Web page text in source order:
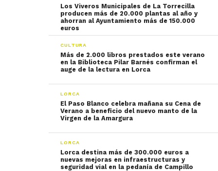
Los Viveros Municipales de La Torrecilla
producen más de 20.000 plantas al año y
ahorran al Ayuntamiento más de 150.000
euros
CULTURA
Más de 2.000 libros prestados este verano
en la Biblioteca Pilar Barnés confirman el
auge de la lectura en Lorca
LORCA
El Paso Blanco celebra mañana su Cena de
Verano a beneficio del nuevo manto de la
Virgen de la Amargura
LORCA
Lorca destina más de 300.000 euros a
nuevas mejoras en infraestructuras y
seguridad vial en la pedanía de Campillo